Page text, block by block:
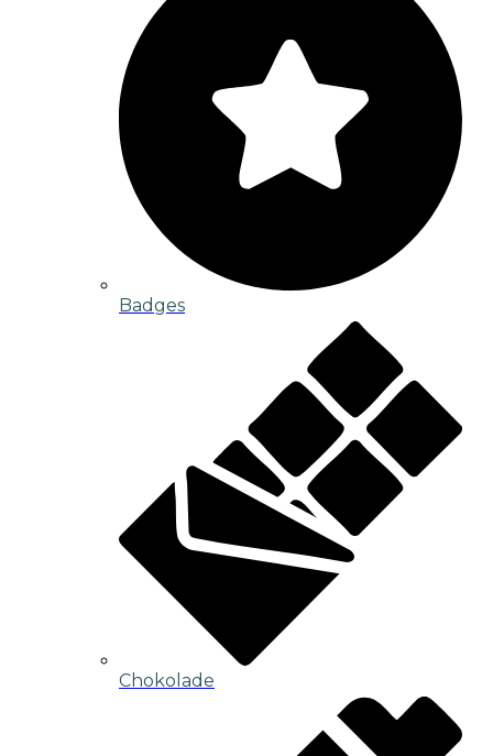
Badges
Chokolade